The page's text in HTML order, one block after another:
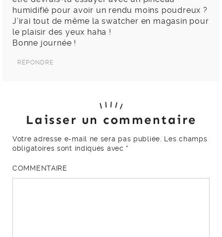
humidifié pour avoir un rendu moins poudreux ?
J’irai tout de même la swatcher en magasin pour
le plaisir des yeux haha !
Bonne journée !
RÉPONDRE
Laisser un commentaire
Votre adresse e-mail ne sera pas publiée.
Les champs
obligatoires sont indiqués avec *
COMMENTAIRE